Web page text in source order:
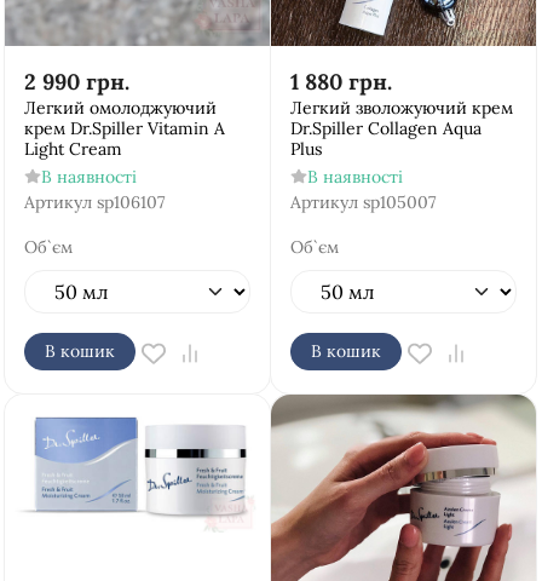
2 990 грн.
Легкий омолоджуючий
крем Dr.Spiller Vitamin A
Light Cream
В наявності
Артикул sp106107
Об`єм
В кошик
1 880 грн.
Легкий зволожуючий крем
Dr.Spiller Collagen Aqua
Plus
В наявності
Артикул sp105007
Об`єм
В кошик